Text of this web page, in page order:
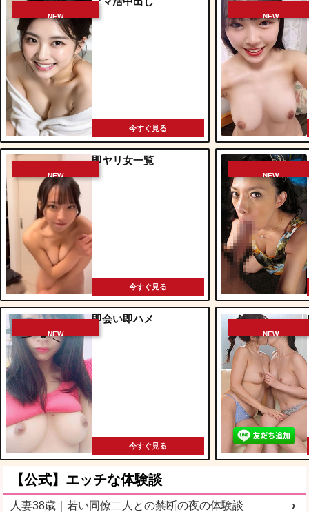
NEW
今すぐ見る
NEW
即ヤリ女一覧
今すぐ見る
NEW
即会い即ハメ
今すぐ見る
NEW
NEW
NEW
【公式】エッチな体験談
人妻38歳｜若い同僚二人との禁断の夜の体験談